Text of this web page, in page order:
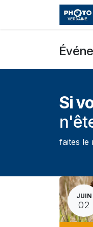
Se rendre au contenu
Si
faites le
JUIN
02